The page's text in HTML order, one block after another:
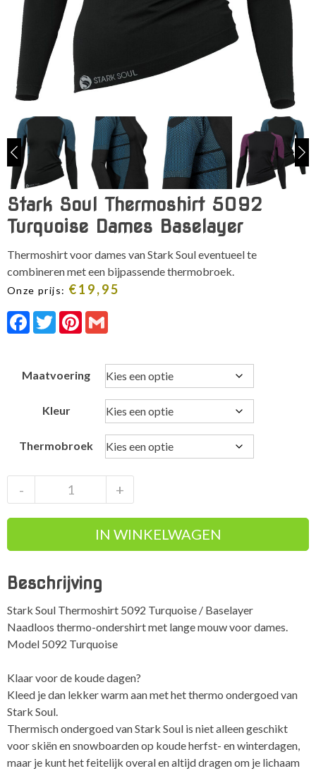
Stark Soul Thermoshirt 5092
Turquoise Dames Baselayer
Thermoshirt voor dames van Stark Soul eventueel te
combineren met een bijpassende thermobroek.
Onze prijs: €19,95
Facebook
TwitterPinterest
Maatvoering
Kleur
Thermobroek
Thermoshirt
Turquoise
Baselayer
+
-
IN WINKELWAGEN
Beschrijving
Stark Soul Thermoshirt 5092 Turquoise / Baselayer
Naadloos thermo-ondershirt met lange mouw voor dames.
Model 5092 Turquoise
Klaar voor de koude dagen?
Kleed je dan lekker warm aan met het thermo ondergoed van
Stark Soul.
Thermisch ondergoed van Stark Soul is niet alleen geschikt
voor skiën en snowboarden op koude herfst- en winterdagen,
maar je kunt het feitelijk overal en altijd dragen om je lichaam